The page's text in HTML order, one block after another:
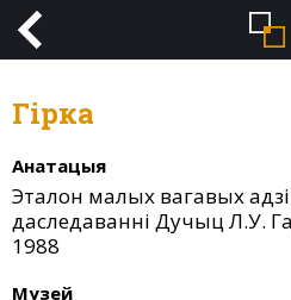
Гірка
Анатацыя
Эталон малых вагавых адзінак. Археалагічныя
даследаванні Дучыц Л.У.
1988
Музей